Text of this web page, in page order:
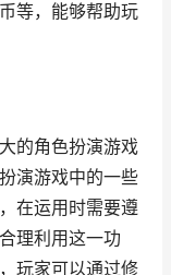
等，能够帮助玩
的角色扮演游戏
演游戏中的一些
在运用时需要遵
理利用这一功
玩家可以通过修